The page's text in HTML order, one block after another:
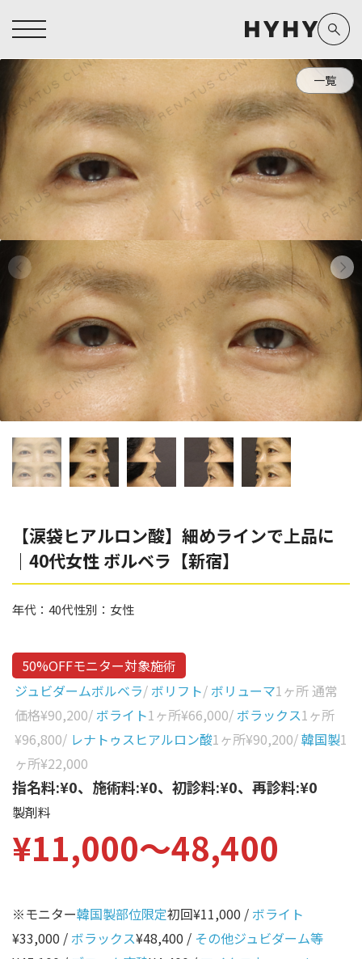
ヒアルロン酸注入症例一覧
医療脱毛症例一覧
アートメイク症例一覧
クリニック一覧
医師一覧
看護師一覧
新着情報
運営元情報
よくあるご質問
お問い合わせ
プライバシーポリシー
未成年の方へ
規約
コラム
ヒアルロン酸注入 医療脱毛
Doctor
担当医師から探す
高橋 希
東山 麻伊子
松村 仁
泉 洋平
辻橋 勇祐
阿部 竜介
Parts
部位から探す
額
こめかみ
目の上
涙袋
眼窩縁（目の下）
ゴルゴライン
鼻
ほうれい線
鼻翼基部
唇
口角
Preparation
製剤から探す
ザーフ(XERF)
ボラックス
ボリューマ
ボリフト
ボルベラ
ボライト
レナトゥスヒアルロン酸
ダイヤモンドフィール/ピ
リジュラン
ゴウリ
その他
Gender
性別から探す
その他
年代から探す
10代
一覧
【涙袋ヒアルロン酸】細めラインで上品に
｜40代女性 ボルベラ【新宿】
年代： 40代性別： 女性
50%OFFモニター対象施術
ジュビダームボルベラ/ ボリフト/ ボリューマ1ヶ所 通常
価格¥90,200/ ボライト1ヶ所¥66,000/ ボラックス1ヶ所
¥96,800/ レナトゥスヒアルロン酸1ヶ所¥90,200/韓国製1
ヶ所¥22,000
指名料:¥0、施術料:¥0、初診料:¥0、再診料:¥0
製剤料
¥11,000〜48,400
※モニター韓国製部位限定初回¥11,000 / ボライト
¥33,000 / ボラックス¥48,400 / その他ジュビダーム等